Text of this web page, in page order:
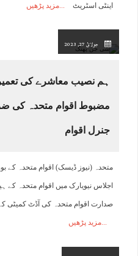
اینٹی اسٹریٹ مزید پڑھیں
جولائ 27, 2023
ہم نصیب معاشرے کی
مضبوط اقوام متحدہ کی
جنرل اقوام
اجلاس نیویارک میں اقوام متحدہ کے
صدارت اقوام متحدہ کی آڈٹ کمیٹی
مزید پڑھیں